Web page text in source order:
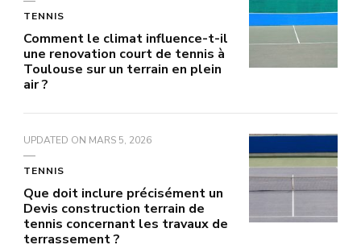
TENNIS
Comment le climat influence-t-il
une renovation court de tennis à
Toulouse sur un terrain en plein
air ?
UPDATED ON MARS 5, 2026
TENNIS
Que doit inclure précisément un
Devis construction terrain de
tennis concernant les travaux de
terrassement ?